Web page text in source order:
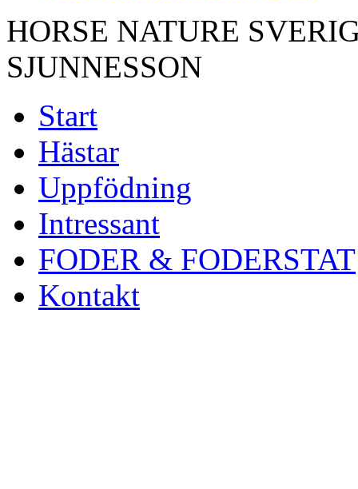
HORSE NATURE
SJUNNESSON
Start
Hästar
Uppfödning
Intressant
FODER & FODERSTAT
Kontakt